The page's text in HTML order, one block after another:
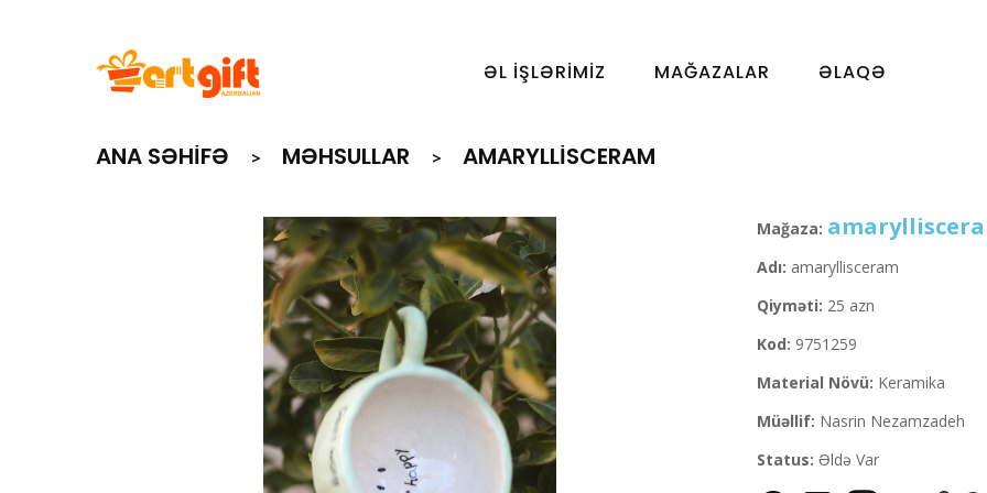
ƏL İŞLƏRIMIZ MAĞAZALAR ƏLAQƏ
ANA SƏHIFƏ MƏHSULLAR AMARYLLISCERAM
Mağaza:
Adı: amaryllisceram
Qiyməti: 25 azn
Kod: 9751259
Material Növü: Keramika
Müəllif: Nasrin Nezamzadeh
Status: Əldə Var